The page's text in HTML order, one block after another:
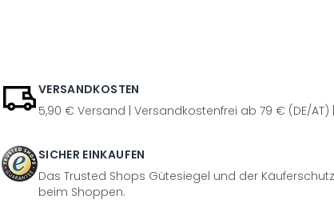
VERSANDKOSTEN
5,90 € Versand | Versandkostenfrei ab 79 € (DE/AT)
SICHER EINKAUFEN
Das Trusted Shops Gütesiegel und der
beim Shoppen.